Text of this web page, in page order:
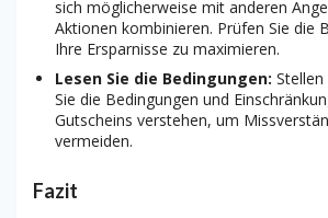
sich möglicherweise mit anderen
Aktionen kombinieren. Prüfen Sie die
Ihre Ersparnisse zu maximieren.
Lesen Sie die Bedingungen: Stellen
Sie die Bedingungen und
Gutscheins verstehen, um
vermeiden.
Fazit